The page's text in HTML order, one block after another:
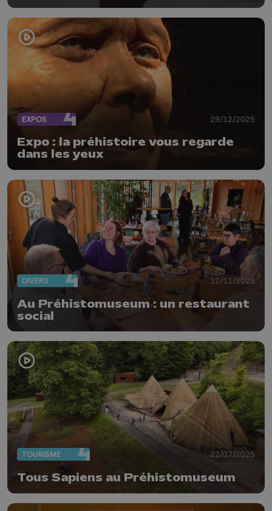
EXPOS 29/12/2025
Expo : la préhistoire vous regarde
dans les yeux
DIVERS 12/11/2025
Au Préhistomuseum : un restaurant
social
TOURISME 22/07/2025
Tous Sapiens au Préhistomuseum